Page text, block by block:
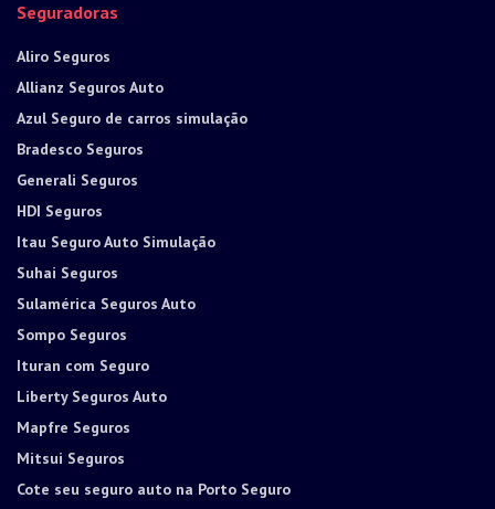
Seguradoras
Aliro Seguros
Allianz Seguros Auto
Azul Seguro de carros simulação
Bradesco Seguros
Generali Seguros
HDI Seguros
Itau Seguro Auto Simulação
Suhai Seguros
Sulamérica Seguros Auto
Sompo Seguros
Ituran com Seguro
Liberty Seguros Auto
Mapfre Seguros
Mitsui Seguros
Cote seu seguro auto na Porto Seguro